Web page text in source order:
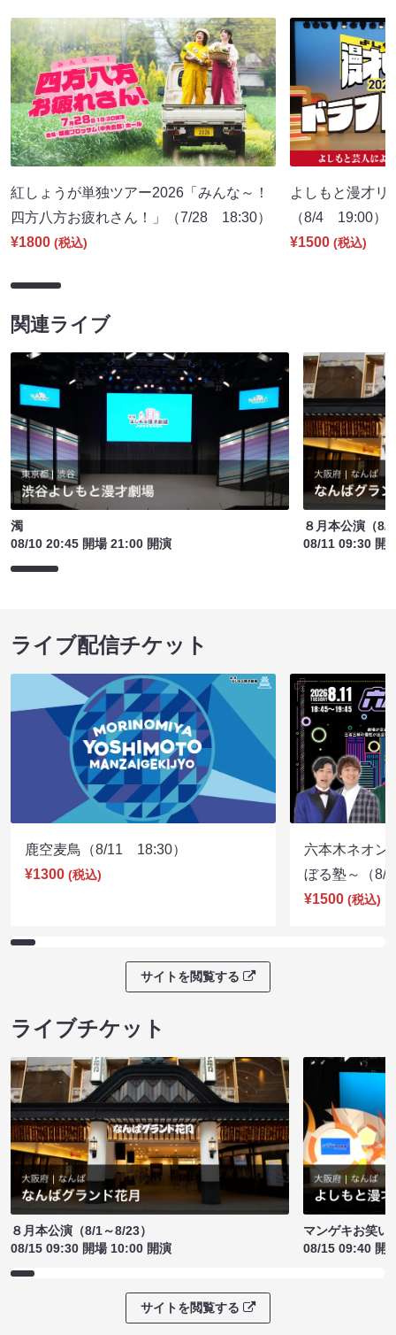
紅しょうが単独ツアー2026「みんな～！
四方八方お疲れさん！」（7/28 18:30）
¥1800 (税込)
よしもと漫才リ
（8/4 19:00）
¥1500 (税込)
関連ライブ
濁
08/10 20:45 開場 21:00 開演
８月本公演（8/
08/11 09:30 開
ライブ配信チケット
鹿空麦鳥（8/11 18:30）
¥1300 (税込)
六本木ネオン
ぼる塾～（
¥1500 (税込)
サイトを閲覧する
ライブチケット
８月本公演（8/1～8/23）
08/15 09:30 開場 10:00 開演
マンゲキお笑い
08/15 09:40 開
サイトを閲覧する